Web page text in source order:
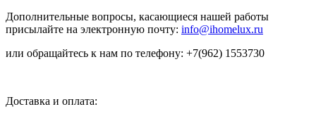
Дополнительные вопросы, касающиеся нашей работы
присылайте на электронную почту: info@ihomelux.ru
или обращайтесь к нам по телефону: +7(962) 1553730
Доставка и оплата: